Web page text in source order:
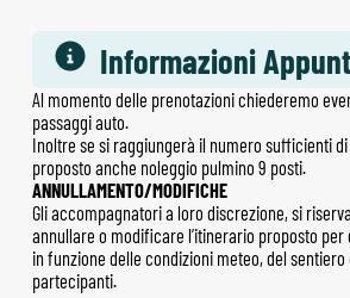
Informazioni
Al momento delle prenotazioni chiederemo
passaggi auto.
Inoltre se si raggiungerà il numero sufficienti
proposto anche noleggio pulmino 9 posti.
ANNULLAMENTO/MODIFICHE
Gli accompagnatori a loro discrezione, si
annullare o modificare l’itinerario proposto
in funzione delle condizioni meteo, del sentiero
partecipanti.